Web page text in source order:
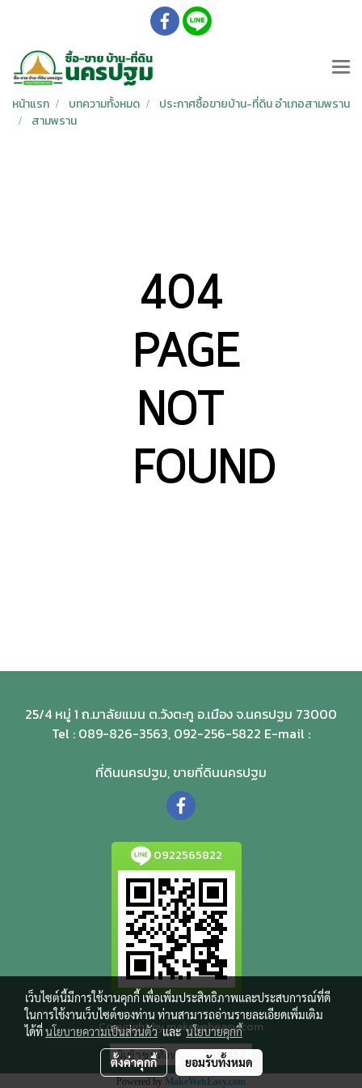
หน้าแรก บทความทั้งหมด
ประกาศซื้อขายบ้าน-ที่ดิน อำเภอสามพราน
สามพราน
404
PAGE
NOT
FOUND
25/4 หมู่ 1 ถ.มาลัยแมน ต.วังตะกู อ.เมือง จ.นครปฐม 73000
Tel : 089-826-3563, 092-256-5822 E-mail :
ที่ดินนครปฐม, ขายที่ดินนครปฐม
0922565822
Copyright by makewebeasy.com
ผู้เข้าชมทั้งหมด 365,452
Powered by MakeWebEasy.com
เว็บไซต์นี้มีการใช้งานคุกกี้ เพื่อเพิ่มประสิทธิภาพและประสบการณ์ที่ดี
ในการใช้งานเว็บไซต์ของท่าน ท่านสามารถอ่านรายละเอียดเพิ่มเติม
ได้ที่นโยบายความเป็นส่วนตัวและนโยบายคุกกี้
ตั้งค่าคุกกี้ ยอมรับทั้งหมด